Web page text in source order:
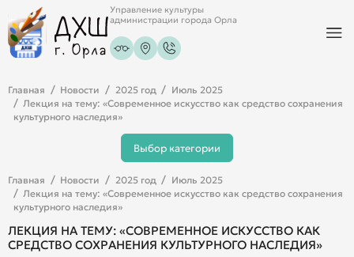
Управление культуры
администрации города Орла
Главная Новости 2025 год
Июль 2025
Лекция на тему: «Современное искусство как средство сохранения
культурного наследия»
Выбор категории
Главная Новости 2025 год
Июль 2025
Лекция на тему: «Современное искусство как средство сохранения
культурного наследия»
ЛЕКЦИЯ НА ТЕМУ: «СОВРЕМЕННОЕ ИСКУССТВО КАК
СРЕДСТВО СОХРАНЕНИЯ КУЛЬТУРНОГО НАСЛЕДИЯ»